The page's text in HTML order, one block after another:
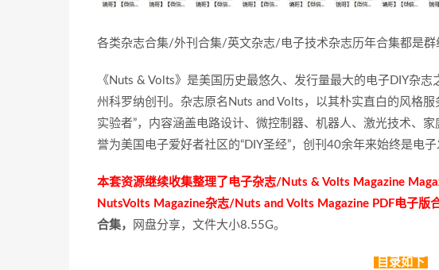
各类杂志合集/外刊合集/英文杂志/电子技术杂志历年合集都是群
《Nuts & Volts》是美国历史最悠久、发行量最大的电子DIY杂
州科罗纳创刊。杂志原名Nuts and Volts，以其朴实直白的风格
实验者”，内容涵盖电路设计、微控制器、机器人、激光技术、
誉为美国电子爱好者社区的“DIY圣经”，创刊40余年来始终是电
本套资源继续收集整理了电子杂志/Nuts & Volts Magazine
NutsVolts Magazine杂志/Nuts and Volts Magazine PDF电子版合
合集，
网盘分享，文件大小8.55G。
目录如下